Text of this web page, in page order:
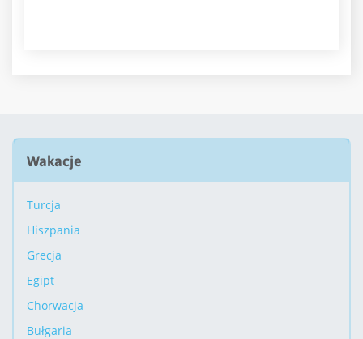
Wakacje
Turcja
Hiszpania
Grecja
Egipt
Chorwacja
Bułgaria